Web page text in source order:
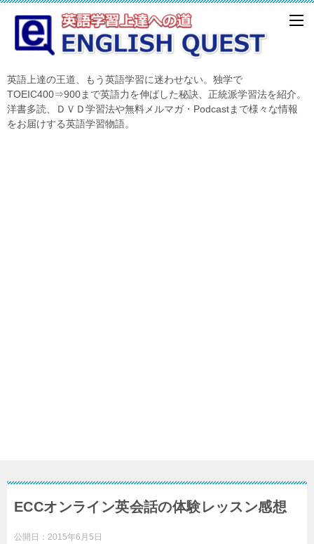
英語上達の王道、もう英語学習に迷わせない。独学で
TOEIC400⇒900まで英語力を伸ばした秘訣、正統派学習法を紹介。
洋書多読、ＤＶＤ学習法や無料メルマガ・Podcastまで様々な情報
をお届けする英語学習物語。
ECCオンライン英会話の体験レッスン感想
公開日： 2015年6月5日